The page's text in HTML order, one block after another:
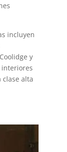
incluyen
y
interiores
alta